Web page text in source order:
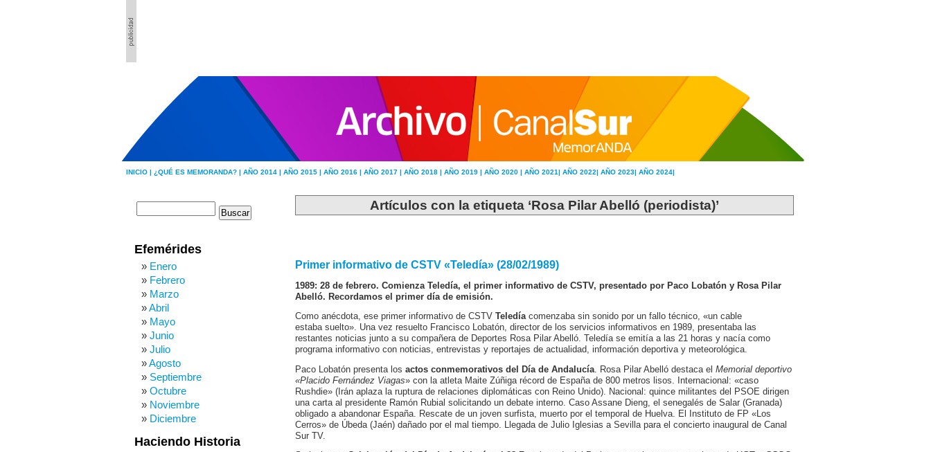
INICIO | ¿QUÉ ES MEMORANDA? | AÑO 2014 | AÑO 2015 | AÑO 2016 | AÑO 2017 | AÑO 2018 | AÑO 2019 | AÑO 2020 | AÑO 2021| AÑO 2022| AÑO 2023| AÑO 2024|
Artículos con la etiqueta ‘Rosa Pilar Abelló (periodista)’
Primer informativo de CSTV «Teledía» (28/02/1989)
1989: 28 de febrero. Comienza Teledía, el primer informativo de CSTV, presentado por Paco Lobatón y Rosa Pilar
Abelló. Recordamos el primer día de emisión.
Como anécdota, ese primer informativo de CSTV Teledíacomenzaba sin sonido por un fallo técnico, «un cable
estaba suelto». Una vez resuelto Francisco Lobatón, director de los servicios informativos en 1989, presentaba las
restantes noticias junto a su compañera de Deportes Rosa Pilar Abelló. Teledía se emitía a las 21 horas y nacía como
programa informativo con noticias, entrevistas y reportajes de actualidad, información deportiva y meteorológica.
Paco Lobatón presenta los actos conmemorativos del Día de Andalucía . Rosa Pilar Abelló destaca el Memorial deportivo
«Placido Fernández Viagas» con la atleta Maite Zúñiga récord de España de 800 metros lisos. Internacional: «caso
Rushdie» (Irán aplaza la ruptura de relaciones diplomáticas con Reino Unido). Nacional: quince militantes del PSOE dirigen
una carta al presidente Ramón Rubial solicitando un debate interno. Caso Assane Dieng, el senegalés de Salar (Granada)
obligado a abandonar España. Rescate de un joven surfista, muerto por el temporal de Huelva. El Instituto de FP «Los
Cerros» de Úbeda (Jaén) dañado por el mal tiempo. Llegada de Julio Iglesias a Sevilla para el concierto inaugural de Canal
Sur TV.
Efemérides
Enero
Febrero
Marzo
Abril
Mayo
Junio
Julio
Agosto
Septiembre
Octubre
Noviembre
Diciembre
Haciendo Historia